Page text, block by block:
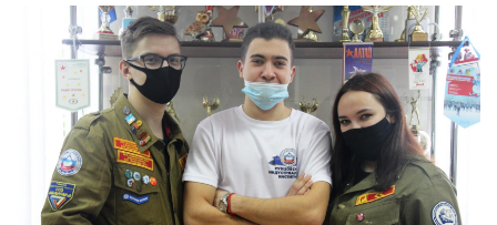
Изображение